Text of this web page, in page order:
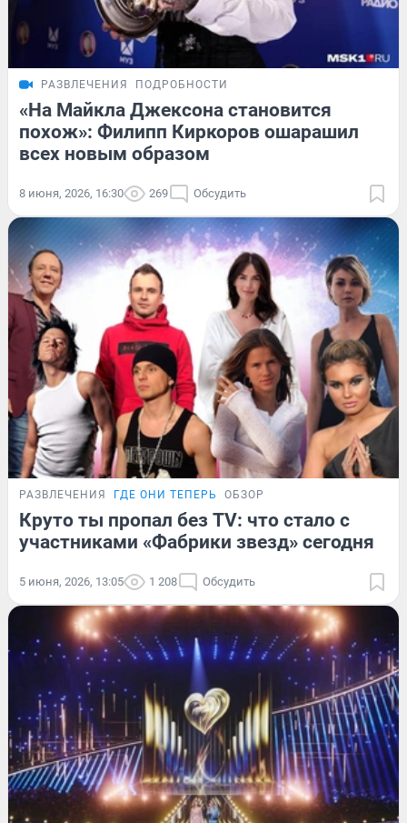
РАЗВЛЕЧЕНИЯ ПОДРОБНОСТИ
«На Майкла Джексона становится
похож»: Филипп Киркоров ошарашил
всех новым образом
8 июня, 2026, 16:30 269 Обсудить
РАЗВЛЕЧЕНИЯ ГДЕ ОНИ ТЕПЕРЬ ОБЗОР
Круто ты пропал без TV: что стало с
участниками «Фабрики звезд» сегодня
5 июня, 2026, 13:05 1 208 Обсудить